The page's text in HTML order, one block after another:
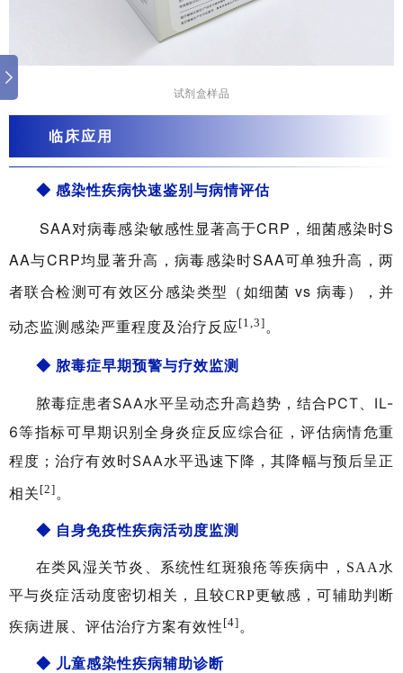
试剂盒样品
临床应用
◆ 感染性疾病快速鉴别与病情评估
SAA对病毒感染敏感性显著高于CRP，细菌感染时S
AA与CRP均显著升高，病毒感染时SAA可单独升高，两
者联合检测可有效区分感染类型（如细菌 vs 病毒），并
动态监测感染严重程度及治疗反应[1,3]。
◆ 脓毒症早期预警与疗效监测
脓毒症患者SAA水平呈动态升高趋势，结合PCT、IL-
6等指标可早期识别全身炎症反应综合征，评估病情危重
程度；治疗有效时SAA水平迅速下降，其降幅与预后呈正
相关 [2] 。
◆ 自身免疫性疾病活动度监测
在类风湿关节炎、系统性红斑狼疮等疾病中，SAA水
平与炎症活动度密切相关，且较CRP更敏感，可辅助判断
疾病进展、评估治疗方案有效性 [4] 。
◆ 儿童感染性疾病辅助诊断